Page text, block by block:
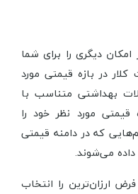
امکان دیگری را برای شما
در بازه قیمتی مورد
بهداشتی متناسب با
قیمتی مورد نظر خود را
که در دامنه قیمتی
داده می‌شوند.
ارزان‌ترین را انتخاب